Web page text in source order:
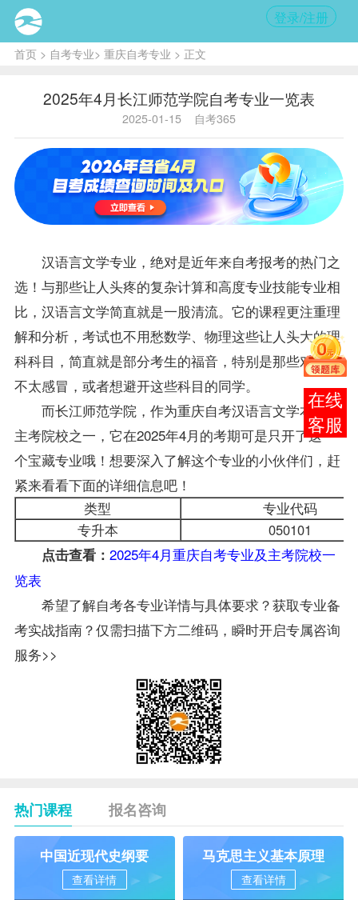
登录/注册
首页> 自考专业> 重庆自考专业 > 正文
2025年4月长江师范学院自考专业一览表
2025-01-15 自考365
汉语言文学专业，绝对是近年来自考报考的热门之
选！与那些让人头疼的复杂计算和高度专业技能专业相
比，汉语言文学简直就是一股清流。它的课程更注重理
解和分析，考试也不用愁数学、物理这些让人头大的理
科科目，简直就是部分考生的福音，特别是那些对理科
不太感冒，或者想避开这些科目的同学。
而长江师范学院，作为重庆自考汉语言文学本科的
主考院校之一，它在2025年4月的考期可是只开了这一
个宝藏专业哦！想要深入了解这个专业的小伙伴们，赶
紧来看看下面的详细信息吧！
类型
专业代码
专升本
050101
点击查看： 2025年4月重庆自考专业及主考院校一
览表
希望了解自考各专业详情与具体要求？获取专业备
考实战指南？仅需扫描下方二维码，瞬时开启专属咨询
服务>>
热门课程 报名咨询
中国近现代史纲要
查看详情
马克思主义基本原理
查看详情
在线
客服